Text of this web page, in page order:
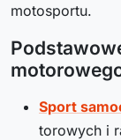
motosportu.
Sport
torowych i